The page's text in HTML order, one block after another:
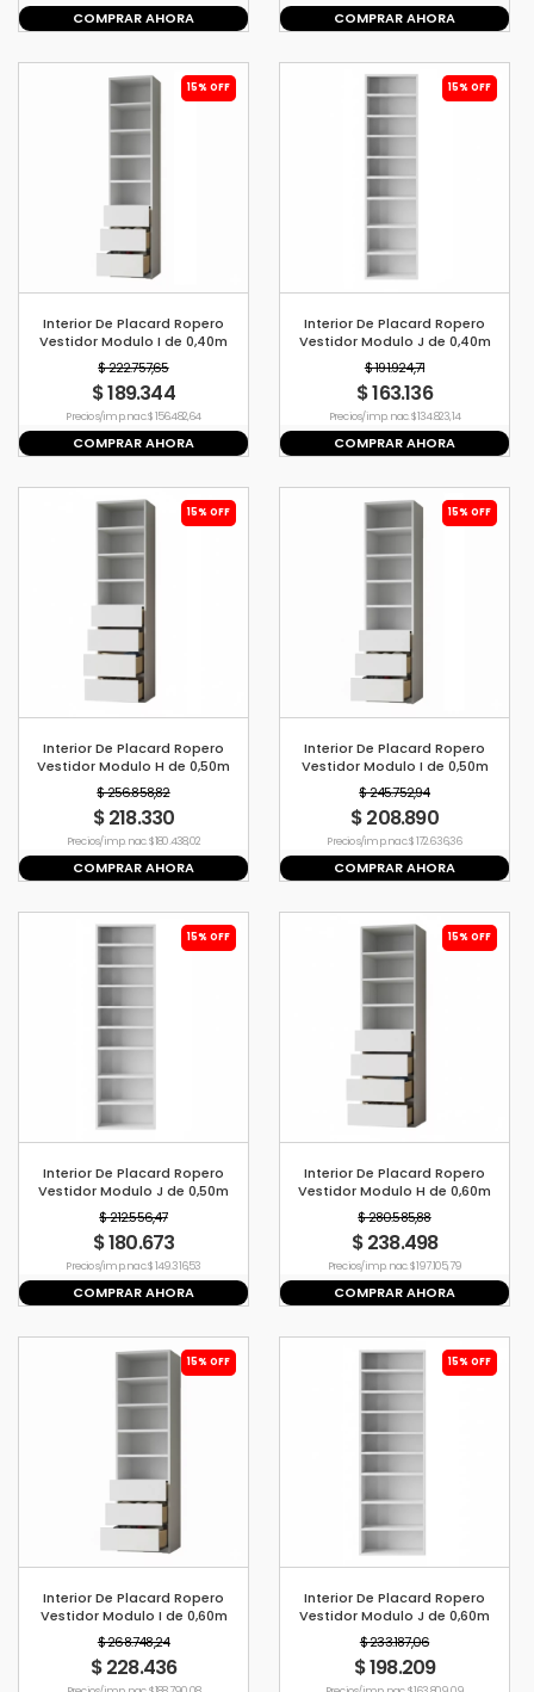
COMPRAR AHORA COMPRAR AHORA
15% OFF
Interior De Placard Ropero
Vestidor Modulo I de 0,40m
$ 222.757,65
$ 189.344
Precio s/imp. nac. $ 156.482,64
COMPRAR AHORA
15% OFF
Interior De Placard Ropero
Vestidor Modulo J de 0,40m
$ 191.924,71
$ 163.136
Precio s/imp. nac. $ 134.823,14
COMPRAR AHORA
15% OFF
Interior De Placard Ropero
Vestidor Modulo H de 0,50m
$ 256.858,82
$ 218.330
Precio s/imp. nac. $ 180.438,02
COMPRAR AHORA
15% OFF
Interior De Placard Ropero
Vestidor Modulo I de 0,50m
$ 245.752,94
$ 208.890
Precio s/imp. nac. $ 172.636,36
COMPRAR AHORA
15% OFF
Interior De Placard Ropero
Vestidor Modulo J de 0,50m
$ 212.556,47
$ 180.673
Precio s/imp. nac. $ 149.316,53
COMPRAR AHORA
15% OFF
Interior De Placard Ropero
Vestidor Modulo H de 0,60m
$ 280.585,88
$ 238.498
Precio s/imp. nac. $ 197.105,79
COMPRAR AHORA
15% OFF
Interior De Placard Ropero
Vestidor Modulo I de 0,60m
$ 268.748,24
$ 228.436
15% OFF
Interior De Placard Ropero
Vestidor Modulo J de 0,60m
$ 233.187,06
$ 198.209